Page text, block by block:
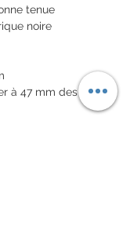
tenue
noire
à 47 mm des